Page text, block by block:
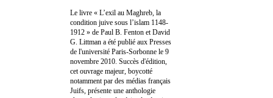
Le livre « L’exil au Maghreb, la
condition juive sous l’islam 1148-
1912 » de Paul B. Fenton et David
G. Littman a été publié aux Presses
de l'université Paris-Sorbonne le 9
novembre 2010. Succès d'édition,
cet ouvrage majeur, boycotté
notamment par des médias français
Juifs, présente une anthologie